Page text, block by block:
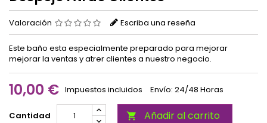
Valoración Escriba una reseña
Este baño esta especialmente preparado para mejorar
mejorar la ventas y atrer clientes a nuestro negocio.
10,00 € Impuestos incluidos Envío: 24/48 Horas
Cantidad  Añadir al carrito